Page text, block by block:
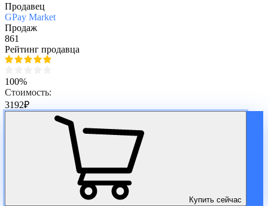
Продавец
GPay Market
Продаж
861
Рейтинг продавца
100%
Стоимость:
3192₽
Купить сейчас